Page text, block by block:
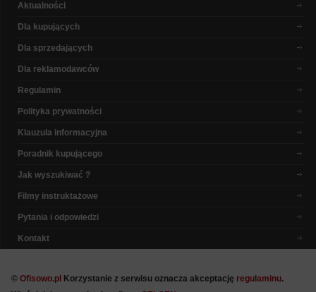
Aktualności
Dla kupujących
Dla sprzedających
Dla reklamodawców
Regulamin
Polityka prywatności
Klauzula informacyjna
Poradnik kupującego
Jak wyszukiwać ?
Filmy instruktażowe
Pytania i odpowiedzi
Kontakt
© Ofisowo.pl Korzystanie z serwisu oznacza akceptację regulaminu.